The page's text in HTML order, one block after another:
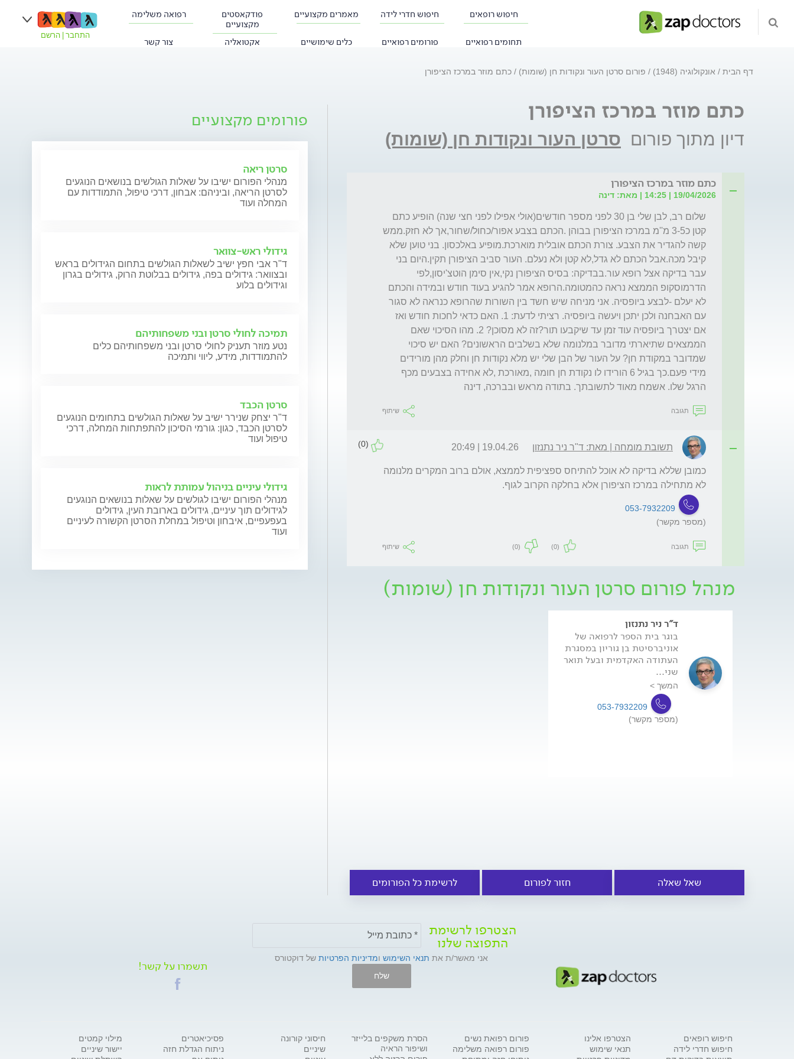
חיפוש רופאים חיפוש חדרי לידה מאמרים מקצועיים
פודקאסטים
מקצועיים
רפואה משלימה
תחומים רפואיים פורומים רפואיים כלים שימושיים אקטואליה צור קשר
התחבר הרשם
דף הבית אונקולוגיה (1948) פורום סרטן העור ונקודות חן (שומות) כתם מוזר במרכז הציפורן
כתם מוזר במרכז הציפורן
דיון מתוך פורום סרטן העור ונקודות חן (שומות)
כתם מוזר במרכז הציפורן
19/04/2026 | 14:25 | מאת: דינה
הרגל שלו. אשמח מאוד לתשובתך. בתודה מראש ובברכה, דינה
תגובה שיתוף
תשובת מומחה | מאת: ד"ר ניר נתנזון 19.04.26 | 20:49
(0)
לא מתחילה במרכז הציפורן אלא בחלקה הקרוב לגוף.
053-7932209
(מספר מקשר)
תגובה (0)
(0) שיתוף
מנהל פורום סרטן העור ונקודות חן (שומות)
ד"ר ניר נתנזון
בוגר בית הספר לרפואה של
אוניברסיטת בן גוריון במסגרת
העתודה האקדמית ובעל תואר
שני...
המשך >
053-7932209
(מספר מקשר)
שאל שאלה חזור לפורום לרשימת כל הפורומים
פורומים מקצועיים
סרטן ריאה
מנהלי הפורום ישיבו על שאלות הגולשים בנושאים הנוגעים
לסרטן הריאה, וביניהם: אבחון, דרכי טיפול, התמודדות עם
המחלה ועוד
גידולי ראש-צוואר
ד"ר אבי חפץ ישיב לשאלות הגולשים בתחום הגידולים בראש
ובצוואר: גידולים בפה, גידולים בבלוטת הרוק, גידולים בגרון
וגידולים בלוע
תמיכה לחולי סרטן ובני משפחותיהם
נטע מוזר תעניק לחולי סרטן ובני משפחותיהם כלים
להתמודדות, מידע, ליווי ותמיכה
סרטן הכבד
ד"ר יצחק שנירר ישיב על שאלות הגולשים בתחומים הנוגעים
לסרטן הכבד, כגון: גורמי הסיכון להתפתחות המחלה, דרכי
טיפול ועוד
גידולי עיניים בניהול עמותת לראות
מנהלי הפורום ישיבו לגולשים על שאלות בנושאים הנוגעים
לגידולים תוך עיניים, גידולים בארובת העין, גידולים
בעפעפיים, איבחון וטיפול במחלת הסרטן הקשורה לעיניים
ועוד
הצטרפו לרשימת
התפוצה שלנו
אני מאשר/ת את תנאי השימוש ומדיניות הפרטיות של דוקטורס
שלח
תשמרו על קשר!
חיפוש רופאים
חיפוש חדרי לידה
הצטרפו אלינו
תנאי שימוש
פורום רפואת נשים
פורום רפואה משלימה
הסרת משקפים בלייזר
ושיפור הראיה
חיסוני קורונה
שיניים
פסיכיאטרים
ניתוח הגדלת חזה
מילוי קמטים
יישור שיניים